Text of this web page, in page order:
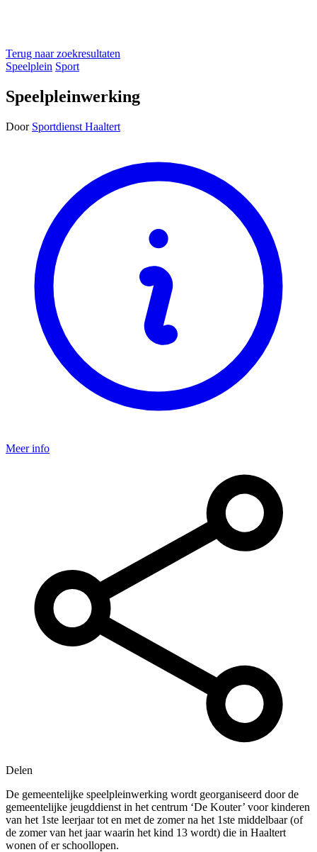
Terug naar zoekresultaten
Speelplein Sport
Speelpleinwerking
Door Sportdienst Haaltert
Meer info
Delen
De gemeentelijke speelpleinwerking wordt georganiseerd door de
gemeentelijke jeugddienst in het centrum ‘De Kouter’ voor kinderen
van het 1ste leerjaar tot en met de zomer na het 1ste middelbaar (of
de zomer van het jaar waarin het kind 13 wordt) die in Haaltert
wonen of er schoollopen.